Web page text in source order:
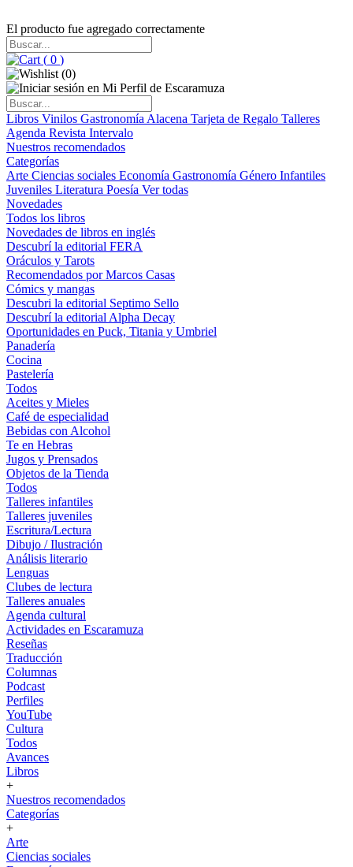
El producto fue agregado correctamente
( 0 )
(0)
Libros Vinilos Gastronomía Alacena Tarjeta de Regalo Talleres
Agenda Revista Intervalo
Nuestros recomendados
Categorías
Arte Ciencias sociales Economía Gastronomía Género Infantiles
Juveniles Literatura Poesía Ver todas
Novedades
Todos los libros
Novedades de libros en inglés
Descubrí la editorial FERA
Oráculos y Tarots
Recomendados por Marcos Casas
Cómics y mangas
Descubri la editorial Septimo Sello
Descubrí la editorial Alpha Decay
Oportunidades en Puck, Titania y Umbriel
Panadería
Cocina
Pastelería
Todos
Aceites y Mieles
Café de especialidad
Bebidas con Alcohol
Te en Hebras
Jugos y Prensados
Objetos de la Tienda
Todos
Talleres infantiles
Talleres juveniles
Escritura/Lectura
Dibujo / Ilustración
Análisis literario
Lenguas
Clubes de lectura
Talleres anuales
Agenda cultural
Actividades en Escaramuza
Reseñas
Traducción
Columnas
Podcast
Perfiles
YouTube
Cultura
Todos
Avances
Libros
+
Nuestros recomendados
Categorías
+
Arte
Ciencias sociales